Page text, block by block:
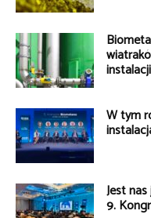
instalacji
W tym
Jest
9.